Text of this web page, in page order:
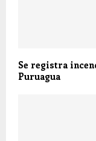
Se registra
Puruagua